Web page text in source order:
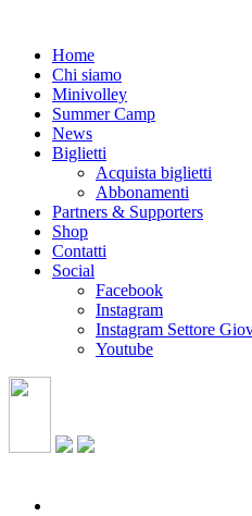
Home
Chi siamo
Minivolley
Summer Camp
News
Biglietti
Acquista biglietti
Abbonamenti
Partners & Supporters
Shop
Contatti
Social
Facebook
Instagram
Instagram Settore
Youtube